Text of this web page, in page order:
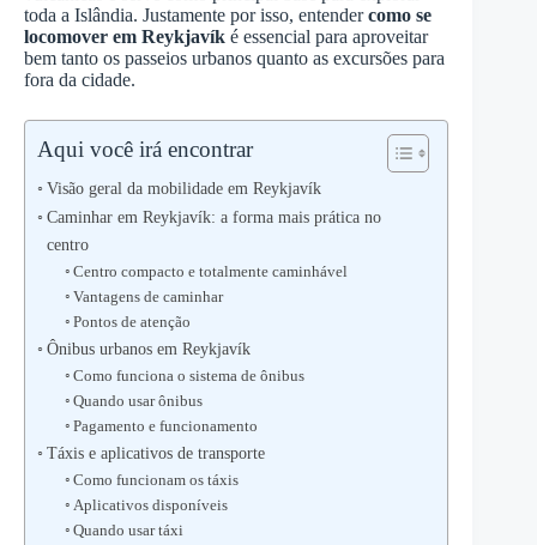
toda a Islândia. Justamente por isso, entendercomo se
locomover em Reykjavík é essencial para aproveitar
bem tanto os passeios urbanos quanto as excursões para
fora da cidade.
Aqui você irá encontrar
Visão geral da mobilidade em Reykjavík
Caminhar em Reykjavík: a forma mais prática no
centro
Centro compacto e totalmente caminhável
Vantagens de caminhar
Pontos de atenção
Ônibus urbanos em Reykjavík
Como funciona o sistema de ônibus
Quando usar ônibus
Pagamento e funcionamento
Táxis e aplicativos de transporte
Como funcionam os táxis
Aplicativos disponíveis
Quando usar táxi